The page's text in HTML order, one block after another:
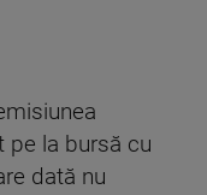
pe la bursă cu
dată nu